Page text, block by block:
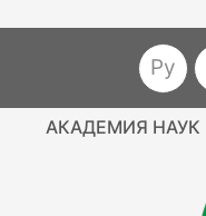
Ру
АКАДЕМИЯ НАУК